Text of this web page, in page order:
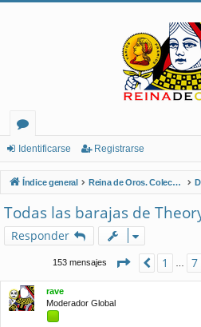
or
os
Identificarse Registrarse
Índice general Reina de Oros. Coleccionistas de Naipes.
Todas las barajas de
Responder
153 mensajes Página 10de
Anterior
1 7
rave
Moderador Global